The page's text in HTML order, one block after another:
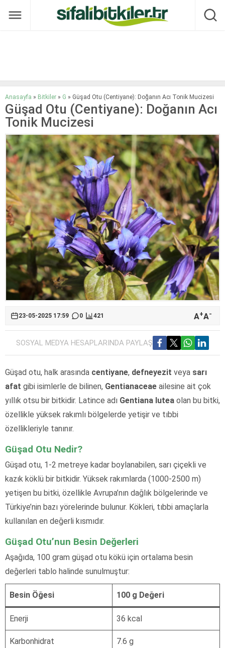
Anasayfa » Bitkiler » G » Güşad Otu (Centiyane): Doğanın Acı Tonik Mucizesi
Güşad Otu (Centiyane): Doğanın Acı
Tonik Mucizesi
23-05-2025 17:59 0 421 A+A-
SOSYAL MEDYA HESAPLARINDA PAYLAŞ
Güşad otu, halk arasında centiyane, defneyezit veya sarı
afat gibi isimlerle de bilinen, Gentianaceae ailesine ait çok
yıllık otsu bir bitkidir. Latince adı Gentiana lutea olan bu bitki,
özellikle yüksek rakımlı bölgelerde yetişir ve tıbbi
özellikleriyle tanınır.
Güşad Otu Nedir?
Güşad otu, 1-2 metreye kadar boylanabilen, sarı çiçekli ve
kazık köklü bir bitkidir. Yüksek rakımlarda (1000-2500 m)
yetişen bu bitki, özellikle Avrupa’nın dağlık bölgelerinde ve
Türkiye’nin bazı yörelerinde bulunur. Kökleri, tıbbi amaçlarla
kullanılan en değerli kısmıdır.
Güşad Otu’nun Besin Değerleri
Aşağıda, 100 gram güşad otu kökü için ortalama besin
değerleri tablo halinde sunulmuştur:
Besin Öğesi 100 g Değeri
Enerji 36 kcal
Karbonhidrat 7.6 g